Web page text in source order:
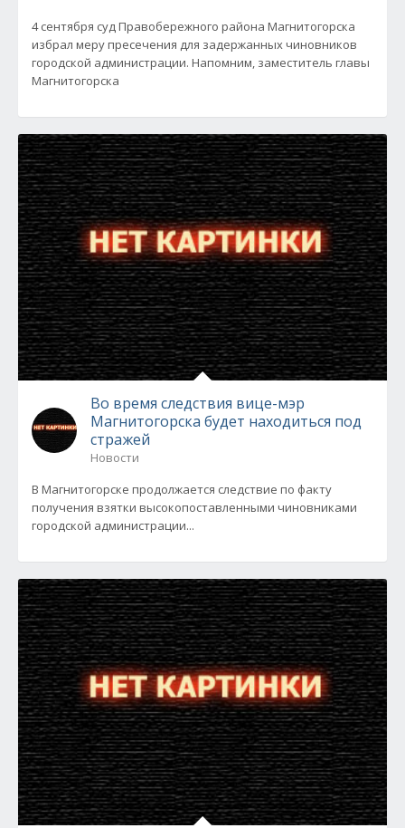
4 сентября суд Правобережного района Магнитогорска
избрал меру пресечения для задержанных чиновников
городской администрации. Напомним, заместитель главы
Магнитогорска
Во время следствия вице-мэр
Магнитогорска будет находиться под
стражей
Новости
В Магнитогорске продолжается следствие по факту
получения взятки высокопоставленными чиновниками
городской администрации...